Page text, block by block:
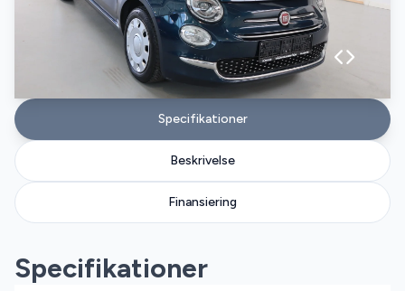
Specifikationer
Beskrivelse
Finansiering
Specifikationer